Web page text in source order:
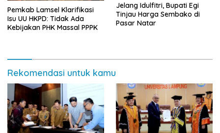
Pemkab Lamsel Klarifikasi
Isu UU HKPD: Tidak Ada
Kebijakan PHK Massal PPPK
Jelang Idulfitri, Bupati Egi
Tinjau Harga Sembako di
Pasar Natar
Rekomendasi untuk kamu